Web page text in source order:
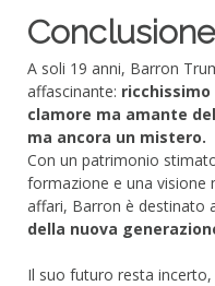
Conclusione
A soli 19 anni, Barron
affascinante:
clamore ma amante
ma ancora un mistero.
Con un patrimonio
formazione e una visione
affari, Barron è destinato
della nuova
Il suo futuro resta incerto,